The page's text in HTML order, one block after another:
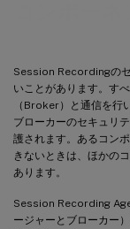
Session Recordingの
いことがあります。す
（Broker）と通信を行
ブローカーのセキュリ
護されます。あるコン
きないときは、ほかの
あります。
Session Recording
ージャーとブローカー